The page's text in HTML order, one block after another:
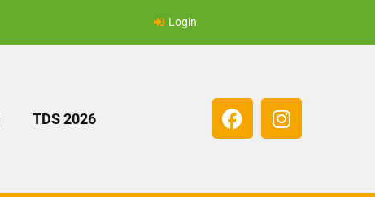
Login
TDS 2026